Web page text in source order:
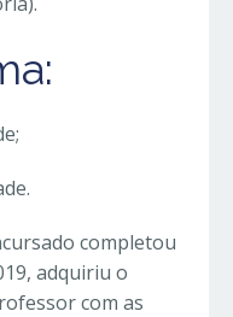
completou
adquiriu o
com as